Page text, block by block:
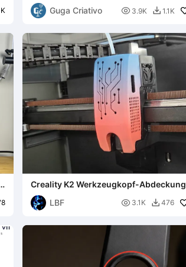
Guga Criativo
 3.9K  1.1K
Creality K2 Werkzeugkopf-Abdeckung
PCB
LBF
 3.1K  476